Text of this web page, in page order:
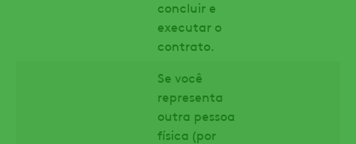
concluir e
executar o
contrato.
Se você
representa
outra pessoa
física (por